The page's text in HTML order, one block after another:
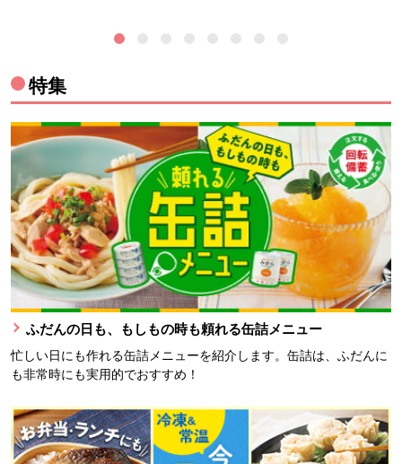
特集
ふだんの日も、もしもの時も頼れる缶詰メニュー
忙しい日にも作れる缶詰メニューを紹介します。缶詰は、ふだんに
も非常時にも実用的でおすすめ！